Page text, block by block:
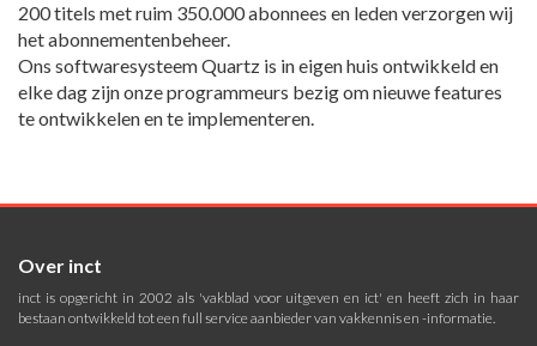
200 titels met ruim 350.000 abonnees en leden verzorgen wij
het abonnementenbeheer.
Ons softwaresysteem Quartz is in eigen huis ontwikkeld en
elke dag zijn onze programmeurs bezig om nieuwe features
te ontwikkelen en te implementeren.
Over inct
inct is opgericht in 2002 als 'vakblad voor uitgeven en ict' en heeft zich in haar
bestaan ontwikkeld tot een full service aanbieder van vakkennis en -informatie.